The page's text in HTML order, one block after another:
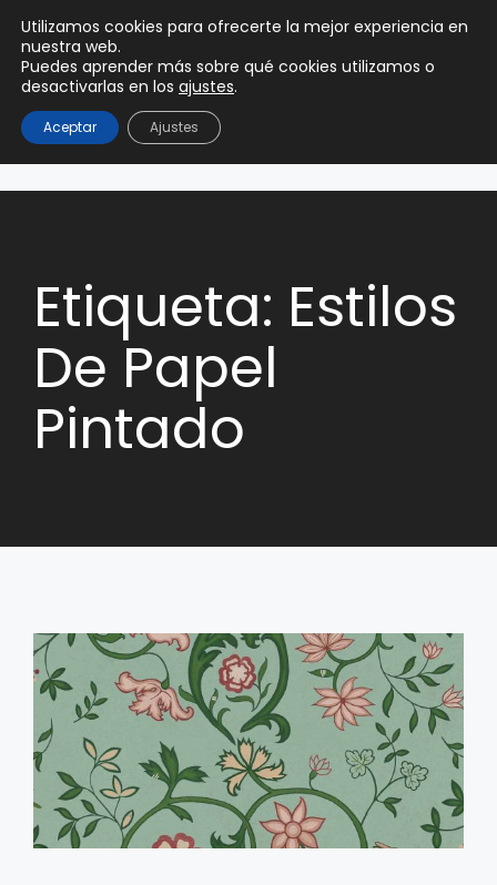
0,00€
Etiqueta: Estilos
De Papel
Pintado
Utilizamos cookies para ofrecerte la mejor experiencia en
nuestra web.
Puedes aprender más sobre qué cookies utilizamos o
desactivarlas en los ajustes.
Aceptar Ajustes